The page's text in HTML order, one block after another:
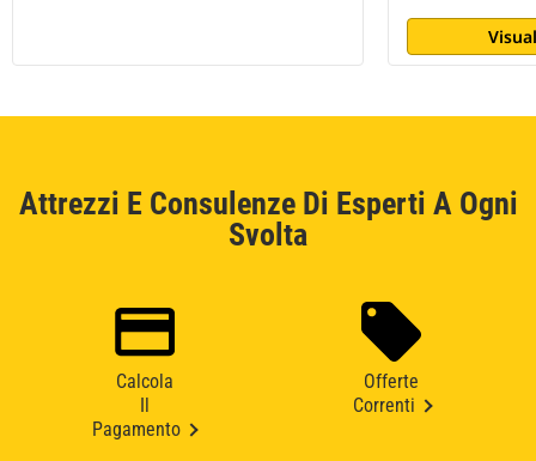
Attrezzi E Consulenze Di Esperti A Ogni
Svolta
Calcola
Pagamento
Offerte
Correnti